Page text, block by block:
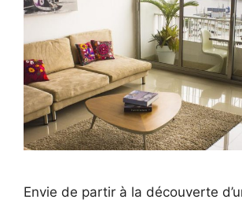
Envie de partir à la découverte